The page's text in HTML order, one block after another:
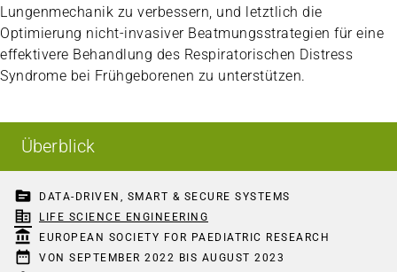
Lungenmechanik zu verbessern, und letztlich die
Optimierung nicht-invasiver Beatmungsstrategien für eine
effektivere Behandlung des Respiratorischen Distress
Syndrome bei Frühgeborenen zu unterstützen.
Überblick
topic DATA-DRIVEN, SMART & SECURE SYSTEMS
corporate_fare LIFE SCIENCE ENGINEERING
account_balance EUROPEAN SOCIETY FOR PAEDIATRIC RESEARCH
date_range VON SEPTEMBER 2022 BIS AUGUST 2023